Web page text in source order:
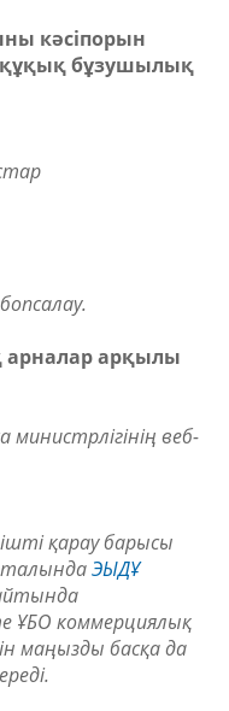
кәсіпорын
құқық бұзушылық
арналар арқылы
веб-
қарау барысы
ЭЫДҰ
коммерциялық
маңызды басқа да